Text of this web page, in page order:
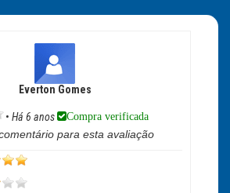
Everton Gomes
• Há 6 anos Compra verificada
para esta avaliação